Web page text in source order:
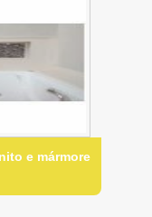
e mármore